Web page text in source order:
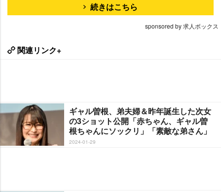
続きはこちら
sponsored by 求人ボックス
関連リンク+
ギャル曽根、弟夫婦＆昨年誕生した次女
の3ショット公開「赤ちゃん、ギャル曽
根ちゃんにソックリ」「素敵な弟さん」
2024-01-29